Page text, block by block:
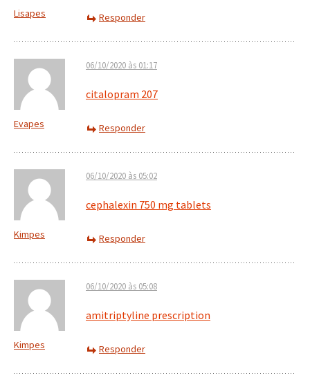
Lisapes Responder
Evapes
06/10/2020 às 01:17
citalopram 207
Responder
Kimpes
06/10/2020 às 05:02
cephalexin 750 mg tablets
Responder
Kimpes
06/10/2020 às 05:08
amitriptyline prescription
Responder